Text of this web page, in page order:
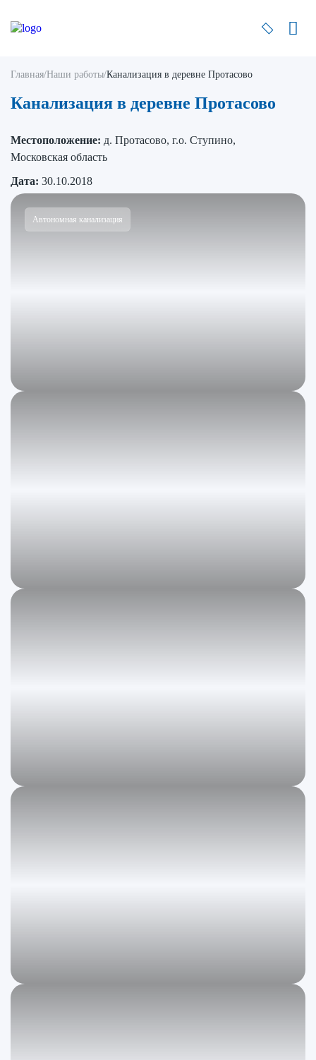
Главная/Наши работы/Канализация в деревне Протасово
Канализация в деревне Протасово
Местоположение: д. Протасово, г.о. Ступино,
Московская область
Дата: 30.10.2018
Автономная канализация